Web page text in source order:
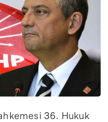
36. Hukuk